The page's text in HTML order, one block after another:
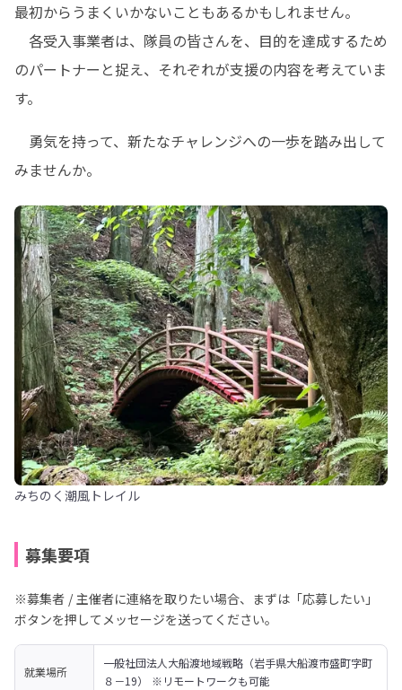
最初からうまくいかないこともあるかもしれません。
各受入事業者は、隊員の皆さんを、目的を達成するため
のパートナーと捉え、それぞれが支援の内容を考えていま
す。
勇気を持って、新たなチャレンジへの一歩を踏み出して
みませんか。
みちのく潮風トレイル
募集要項
※募集者 / 主催者に連絡を取りたい場合、まずは「応募したい」
ボタンを押してメッセージを送ってください。
就業場所
一般社団法人大船渡地域戦略（岩手県大船渡市盛町字町
８－19） ※リモートワークも可能